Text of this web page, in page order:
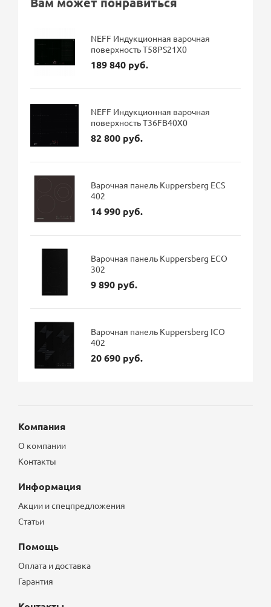
NEFF Индукционная варочная
поверхность T58PS21X0
189 840 руб.
NEFF Индукционная варочная
поверхность T36FB40X0
82 800 руб.
Варочная панель Kuppersberg ECS
402
14 990 руб.
Варочная панель Kuppersberg ECO
302
9 890 руб.
Варочная панель Kuppersberg ICO
402
20 690 руб.
Компания
О компании
Контакты
Информация
Акции и спецпредложения
Статьи
Помощь
Оплата и доставка
Гарантия